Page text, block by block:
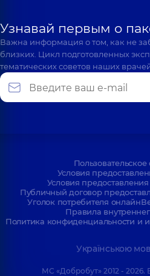
Узнавай первым о
Важна информация о том, как не
близких. Цикл подготовленных
тематических советов наших
Условия
Условия
Публичный договор
Уголок потребителя онлайн
Правила
Политика конфиденциальности и
Українською
МС «Добробут» 2012 -